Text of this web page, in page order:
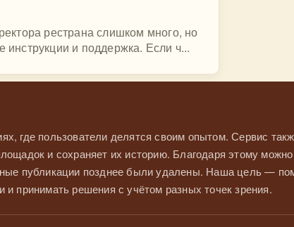
рестрана слишком много, но
инструкции и поддержка. Если ч...
где пользователи делятся своим опытом. Сервис
и сохраняет их историю. Благодаря этому
публикации позднее были удалены. Наша цель —
принимать решения с учётом разных точек зрения.